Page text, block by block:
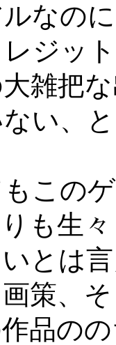
なの
ジッ
雑把
い、
このゲ
も生
とは
策、
品のの